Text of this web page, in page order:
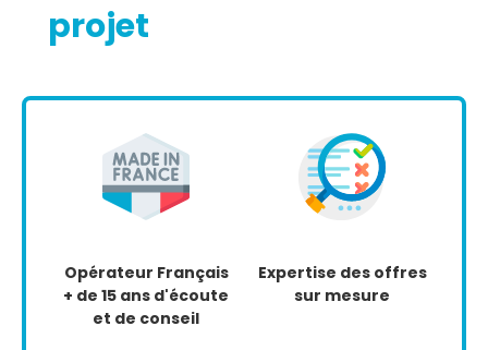
projet
Opérateur Français
+ de 15 ans d'écoute
et de conseil
Expertise des offres
sur mesure